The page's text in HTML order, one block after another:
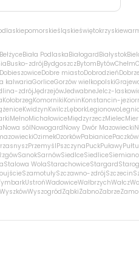
pomorskieśląskieświętokrzyskie
BełżyceBiała PodlaskaBiałogardBiałystok
Busko-zdrójBydgoszczBytomBytówChełm
DobieszowiceDobre miastoDobrodzień
kalwariaGorliceGorzów wielkopolski
zdrójJędrzejówJedwabneJelcz-
KołobrzegKomornikiKoninKonstancin-
KwidzynKwilczLęborkLegionowo
MełnoMichałowiceMiędzyrzeczMielec
Nowa sólNowogardNowy Dwór Mazowiecki
OzimekOzorkówPabianicePaczków
PrzemyślPszczynaPuckPuławy
SanokSarnówSiedlceSiedlice
Stalowa WolaStarachowiceStargard
SzamotułySzczawno-zdrójSzczecin
UstrońWadowiceWałbrzychWałcz
WyszkówWyszogródZąbkiŻabnoZabrze